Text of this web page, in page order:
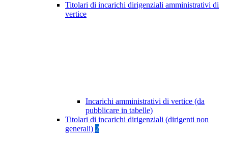
Titolari di incarichi dirigenziali amministrativi di
vertice
Incarichi amministrativi di vertice (da
pubblicare in tabelle)
Titolari di incarichi dirigenziali (dirigenti non
generali) 2